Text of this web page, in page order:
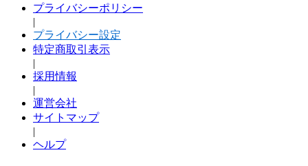
プライバシーポリシー
|
プライバシー設定
特定商取引表示
|
採用情報
|
運営会社
サイトマップ
|
ヘルプ